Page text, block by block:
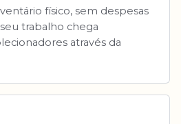
físico, sem despesas
trabalho chega
através da